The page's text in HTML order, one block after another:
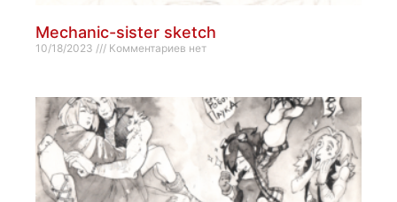
Mechanic-sister sketch
10/18/2023 Комментариев нет